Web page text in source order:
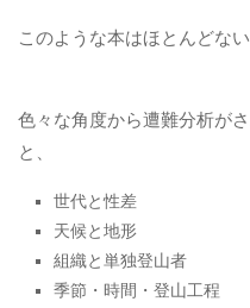
このような本はほとんどな
色々な角度から遭難分析が
と、
世代と性差
天候と地形
組織と単独登山者
季節・時間・登山工程